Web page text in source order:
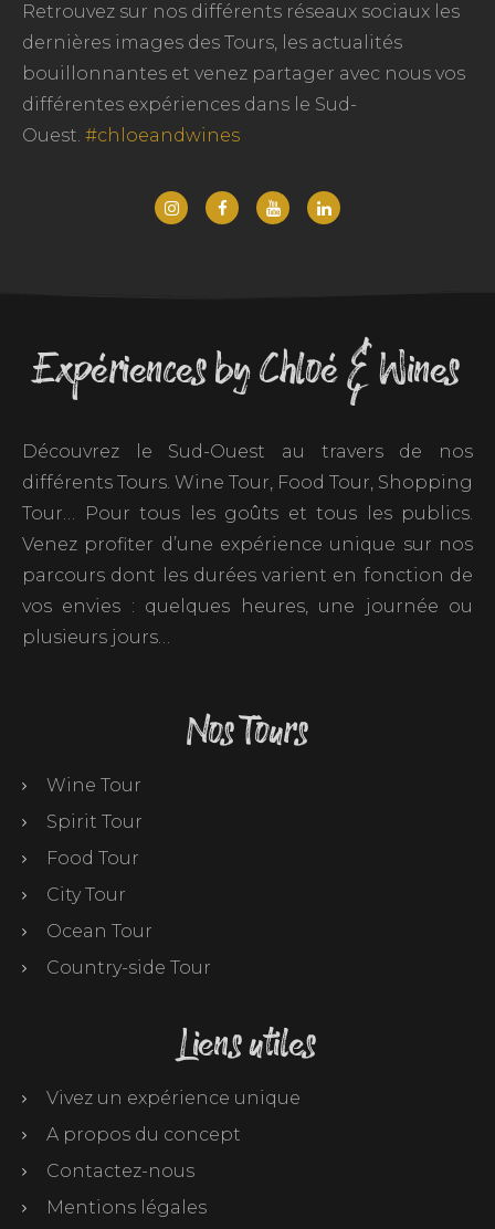
Retrouvez sur nos différents réseaux sociaux les
dernières images des Tours, les actualités
bouillonnantes et venez partager avec nous vos
différentes expériences dans le Sud-
Ouest. #chloeandwines
Expériences by Chloé & Wines
Découvrez le Sud-Ouest au travers de nos
différents Tours. Wine Tour, Food Tour, Shopping
Tour… Pour tous les goûts et tous les publics.
Venez profiter d’une expérience unique sur nos
parcours dont les durées varient en fonction de
vos envies : quelques heures, une journée ou
plusieurs jours…
Nos Tours
Wine Tour
Spirit Tour
Food Tour
City Tour
Ocean Tour
Country-side Tour
Liens utiles
Vivez un expérience unique
A propos du concept
Contactez-nous
Mentions légales